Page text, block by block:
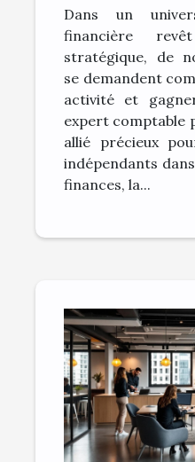
freelances
Dans un
financière
stratégique, de
se demandent
activité et
expert comptable
allié précieux
indépendants
finances, la...